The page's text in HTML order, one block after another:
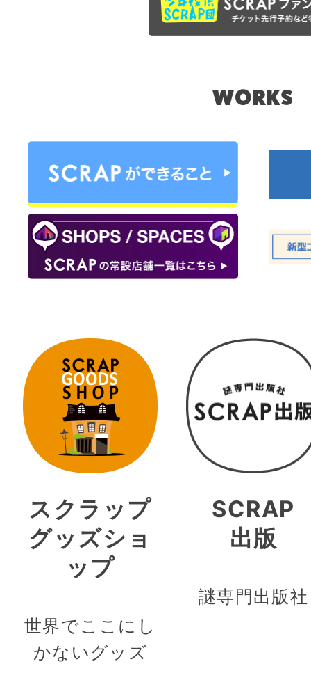
スクラップ
グッズショ
ップ
世界でここにし
かないグッズ
SCRAP
出版
謎専門出版社